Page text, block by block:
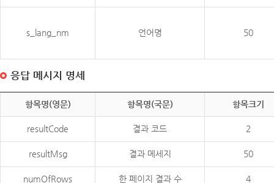
s_lang_nm 언어명 50
응답 메시지 명세
항목명(영문) 항목명(국문) 항목크기
resultCode 결과 코드 2
resultMsg 결과 메세지 50
numOfRows 한 페이지 결과 수 4